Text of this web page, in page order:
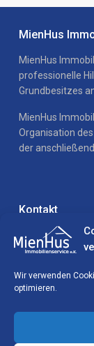
Wir verwenden
optimieren.
MienHus
MienHus
professionelle
Grundbesitzes
MienHus
Organisation
der
Kontakt
+49 (0) 5231